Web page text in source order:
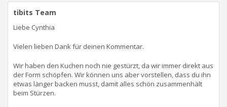
tibits Team
Liebe Cynthia
Vielen lieben Dank für deinen Kommentar.
Wir haben den Kuchen noch nie gestürzt, da wir immer direkt aus
der Form schöpfen. Wir können uns aber vorstellen, dass du ihn
etwas länger backen musst, damit alles schön zusammenhält
beim Stürzen.